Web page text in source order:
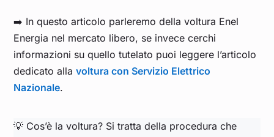
➡️ In questo articolo parleremo della voltura Enel
Energia nel mercato libero, se invece cerchi
informazioni su quello tutelato puoi leggere l’articolo
dedicato allavoltura con Servizio Elettrico
Nazionale.
💡 Cos’è la voltura? Si tratta della procedura che